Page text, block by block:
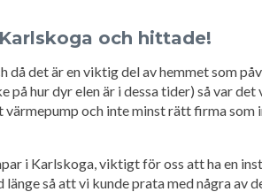
och hittade!
då det är en viktig del av hemmet som
på hur dyr elen är i dessa tider) så var
och inte minst rätt firma som
i Karlskoga, viktigt för oss att ha en
så att vi kunde prata med några av